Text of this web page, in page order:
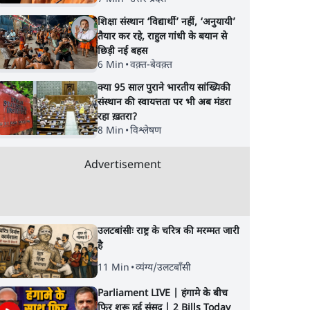
शिक्षा संस्थान ‘विद्यार्थी’ नहीं, ‘अनुयायी’
तैयार कर रहे, राहुल गांधी के बयान से
छिड़ी नई बहस
6 Min •वक़्त-बेवक़्त
क्या 95 साल पुराने भारतीय सांख्यिकी
संस्थान की स्वायत्तता पर भी अब मंडरा
रहा ख़तरा?
8 Min •विश्लेषण
Advertisement
उलटबांसीः राष्ट्र के चरित्र की मरम्मत जारी
है
11 Min •व्यंग्य/उलटबाँसी
Parliament LIVE | हंगामे के बीच